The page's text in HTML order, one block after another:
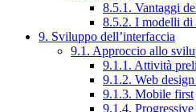
8.5.1. Vantaggi
8.5.2. I modelli di
9. Sviluppo dell’interfaccia
9.1. Approccio allo
9.1.1. Attività
9.1.2. Web
9.1.3. Mobile first
9.1.4.